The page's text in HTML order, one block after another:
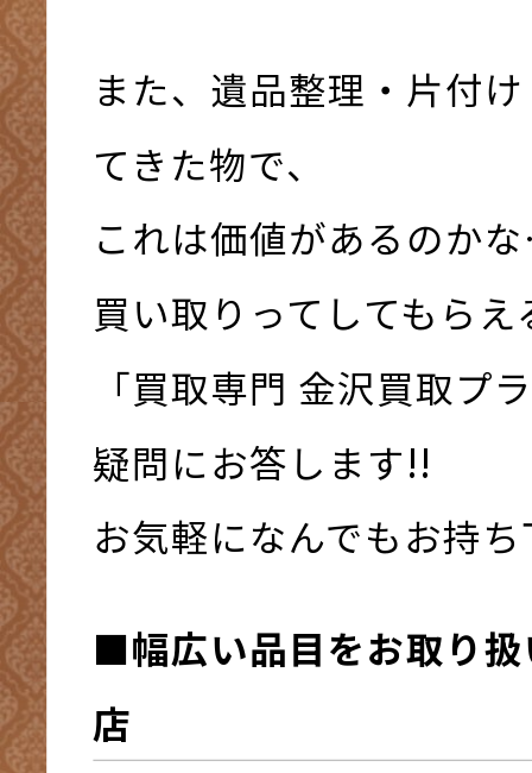
また、遺品整理・片付
てきた物で、
これは価値があるのか
買い取りってしてもら
「買取専門 金沢買取プ
疑問にお答します!!
お気軽になんでもお持
■幅広い品目をお取り
店